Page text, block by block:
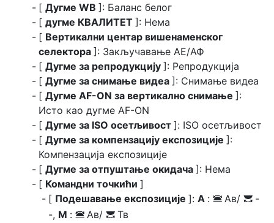
[ Дугме WB ]: Баланс белог
[ дугме КВАЛИТЕТ ]: Нема
[ Вертикални центар вишенаменског
селектора ]: Закључавање АЕ/АФ
[ Дугме за репродукцију ]: Репродукција
[ Дугме за снимање видеа ]: Снимање видеа
[ Дугме AF-ON за вертикално снимање ]:
Исто као дугме AF-ON
[ Дугме за ISO осетљивост ]: ISO осетљивост
[ Дугме за компензацију експозиције ]:
Компензација експозиције
[ Дугме за отпуштање окидача ]: Нема
[ Командни точкићи ]
[ Подешавање експозиције ]: А : 3 Ав/ y -
-, М : 3 Ав/ y Тв